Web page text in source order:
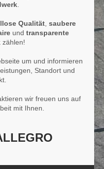
.
Qualität, saubere
und transparente
zählen!
um und informieren
Standort und
wir freuen uns auf
mit Ihnen.